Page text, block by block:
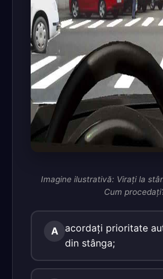
Imagine ilustrativă: Viraţi la
Cum
A acordaţi prioritate
din stânga;